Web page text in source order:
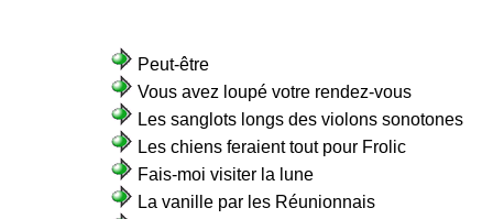
Peut-être
Vous avez loupé votre rendez-vous
Les sanglots longs des violons sonotones
Les chiens feraient tout pour Frolic
Fais-moi visiter la lune
La vanille par les Réunionnais